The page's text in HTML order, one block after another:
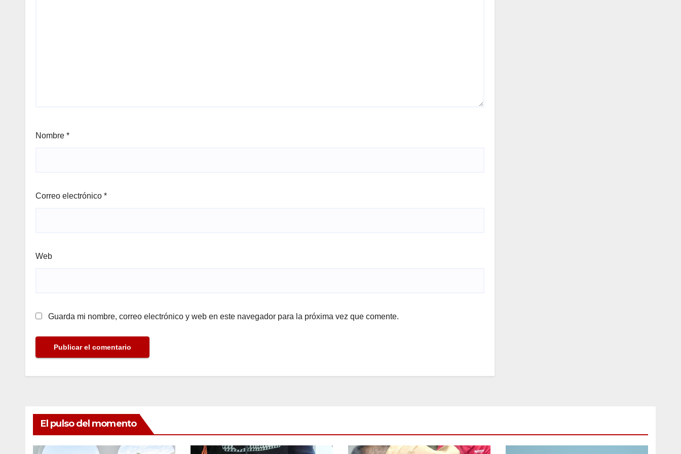
Nombre *
Correo electrónico *
Web
Guarda mi nombre, correo electrónico y web en este navegador para la próxima vez que comente.
El pulso del momento